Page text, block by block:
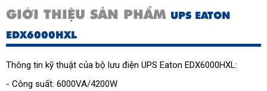
Dải điện áp đầu vào từ 110-296V
GIỚI THIỆU SẢN PHẨM UPS EATON
EDX6000HXL
Thông tin kỹ thuật của bộ lưu điện UPS Eaton EDX6000HXL:
- Công suất: 6000VA/4200W